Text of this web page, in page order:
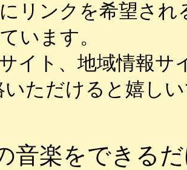
リンクを希望さ
います。
イト、地域情報
いただけると嬉し
音楽をできる